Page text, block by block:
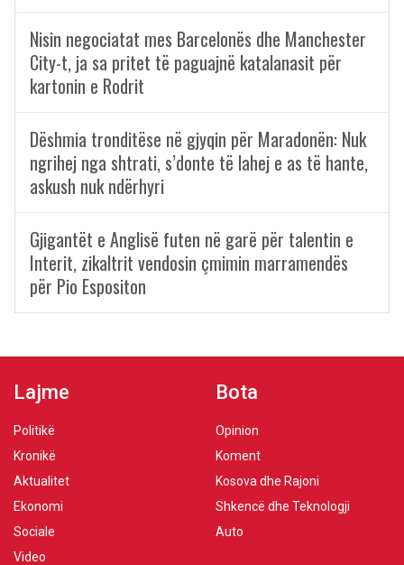
Nisin negociatat mes Barcelonës dhe Manchester
City-t, ja sa pritet të paguajnë katalanasit për
kartonin e Rodrit
Dëshmia tronditëse në gjyqin për Maradonën: Nuk
ngrihej nga shtrati, s’donte të lahej e as të hante,
askush nuk ndërhyri
Gjigantët e Anglisë futen në garë për talentin e
Interit, zikaltrit vendosin çmimin marramendës
për Pio Espositon
Lajme
Politikë
Kronikë
Aktualitet
Ekonomi
Sociale
Video
Bota
Opinion
Koment
Kosova dhe Rajoni
Shkencë dhe Teknologji
Auto